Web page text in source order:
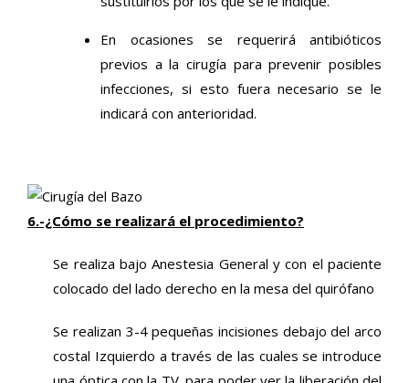
En ocasiones se requerirá antibióticos
previos a la cirugía para prevenir posibles
infecciones, si esto fuera necesario se le
indicará con anterioridad.
6.-¿Cómo se realizará el procedimiento?
Se realiza bajo Anestesia General y con el paciente
colocado del lado derecho en la mesa del quirófano
Se realizan 3-4 pequeñas incisiones debajo del arco
costal Izquierdo a través de las cuales se introduce